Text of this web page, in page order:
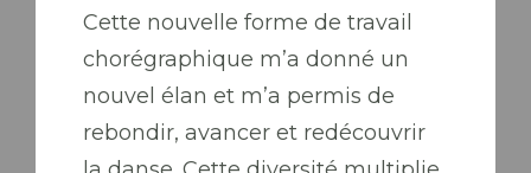
Cette nouvelle forme de travail
chorégraphique m’a donné un
nouvel élan et m’a permis de
rebondir, avancer et redécouvrir